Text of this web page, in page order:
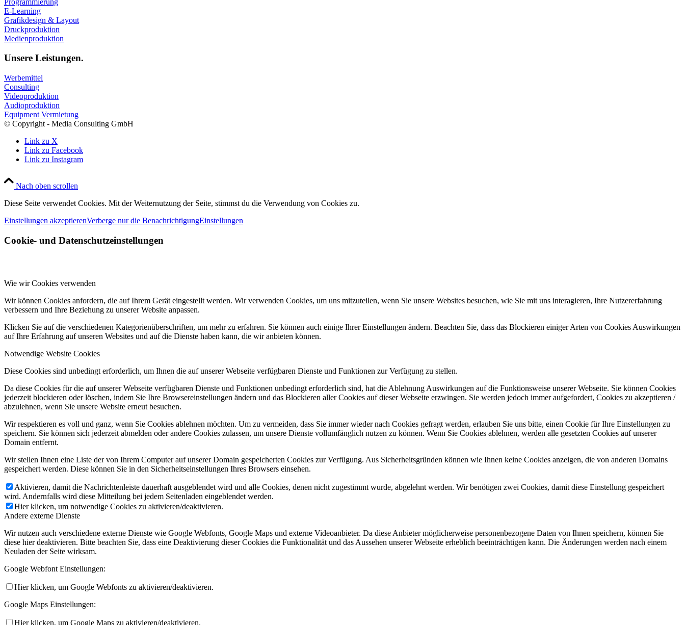
E-Learning
Grafikdesign & Layout
Druckproduktion
Medienproduktion
Unsere Leistungen.
Werbemittel
Consulting
Videoproduktion
Audioproduktion
Equipment Vermietung
© Copyright - Media Consulting GmbH
Link zu X
Link zu Facebook
Link zu Instagram
Nach oben scrollen
Diese Seite verwendet Cookies. Mit der Weiternutzung der Seite, stimmst du die Verwendung von Cookies zu.
Einstellungen akzeptierenVerberge nur die BenachrichtigungEinstellungen
Cookie- und Datenschutzeinstellungen
Wie wir Cookies verwenden
Wir können Cookies anfordern, die auf Ihrem Gerät eingestellt werden. Wir verwenden Cookies, um uns mitzuteilen, wenn Sie unsere Websites besuchen, wie Sie mit uns interagieren, Ihre Nutzererfahrung
verbessern und Ihre Beziehung zu unserer Website anpassen.
Klicken Sie auf die verschiedenen Kategorienüberschriften, um mehr zu erfahren. Sie können auch einige Ihrer Einstellungen ändern. Beachten Sie, dass das Blockieren einiger Arten von Cookies Auswirkungen
auf Ihre Erfahrung auf unseren Websites und auf die Dienste haben kann, die wir anbieten können.
Notwendige Website Cookies
Diese Cookies sind unbedingt erforderlich, um Ihnen die auf unserer Webseite verfügbaren Dienste und Funktionen zur Verfügung zu stellen.
Da diese Cookies für die auf unserer Webseite verfügbaren Dienste und Funktionen unbedingt erforderlich sind, hat die Ablehnung Auswirkungen auf die Funktionsweise unserer Webseite. Sie können Cookies
jederzeit blockieren oder löschen, indem Sie Ihre Browsereinstellungen ändern und das Blockieren aller Cookies auf dieser Webseite erzwingen. Sie werden jedoch immer aufgefordert, Cookies zu akzeptieren /
abzulehnen, wenn Sie unsere Website erneut besuchen.
Wir respektieren es voll und ganz, wenn Sie Cookies ablehnen möchten. Um zu vermeiden, dass Sie immer wieder nach Cookies gefragt werden, erlauben Sie uns bitte, einen Cookie für Ihre Einstellungen zu
speichern. Sie können sich jederzeit abmelden oder andere Cookies zulassen, um unsere Dienste vollumfänglich nutzen zu können. Wenn Sie Cookies ablehnen, werden alle gesetzten Cookies auf unserer
Domain entfernt.
Wir stellen Ihnen eine Liste der von Ihrem Computer auf unserer Domain gespeicherten Cookies zur Verfügung. Aus Sicherheitsgründen können wie Ihnen keine Cookies anzeigen, die von anderen Domains
gespeichert werden. Diese können Sie in den Sicherheitseinstellungen Ihres Browsers einsehen.
Aktivieren, damit die Nachrichtenleiste dauerhaft ausgeblendet wird und alle Cookies, denen nicht zugestimmt wurde, abgelehnt werden. Wir benötigen zwei Cookies, damit diese Einstellung gespeichert
wird. Andernfalls wird diese Mitteilung bei jedem Seitenladen eingeblendet werden.
Hier klicken, um notwendige Cookies zu aktivieren/deaktivieren.
Andere externe Dienste
Wir nutzen auch verschiedene externe Dienste wie Google Webfonts, Google Maps und externe Videoanbieter. Da diese Anbieter möglicherweise personenbezogene Daten von Ihnen speichern, können Sie
diese hier deaktivieren. Bitte beachten Sie, dass eine Deaktivierung dieser Cookies die Funktionalität und das Aussehen unserer Webseite erheblich beeinträchtigen kann. Die Änderungen werden nach einem
Neuladen der Seite wirksam.
Google Webfont Einstellungen:
Hier klicken, um Google Webfonts zu aktivieren/deaktivieren.
Google Maps Einstellungen:
Hier klicken, um Google Maps zu aktivieren/deaktivieren.